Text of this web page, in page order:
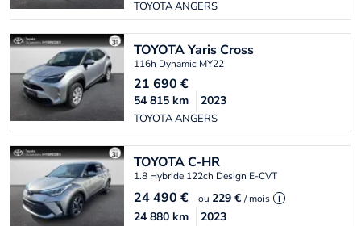
TOYOTA ANGERS
TOYOTAYaris Cross
116h Dynamic MY22
21 690 €
TOYOTA ANGERS
54 815 km 2023
TOYOTAC-HR
1.8 Hybride 122ch Design E-CVT
24 490 € ou 229 € / mois i
24 880 km 2023